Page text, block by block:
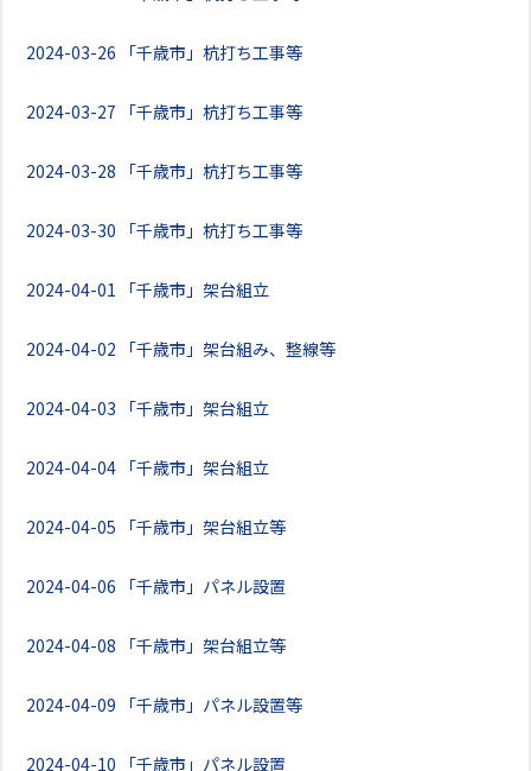
2024-03-26 「千歳市」杭打ち工事等
2024-03-27 「千歳市」杭打ち工事等
2024-03-28 「千歳市」杭打ち工事等
2024-03-30 「千歳市」杭打ち工事等
2024-04-01 「千歳市」架台組立
2024-04-02 「千歳市」架台組み、整線等
2024-04-03 「千歳市」架台組立
2024-04-04 「千歳市」架台組立
2024-04-05 「千歳市」架台組立等
2024-04-06 「千歳市」パネル設置
2024-04-08 「千歳市」架台組立等
2024-04-09 「千歳市」パネル設置等
2024-04-10 「千歳市」パネル設置